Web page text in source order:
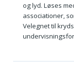
og lyd. Løses
associationer,
Velegnet til